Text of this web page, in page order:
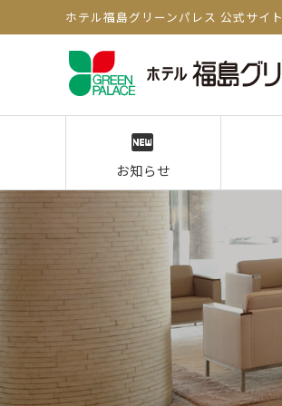
ホテル福島グリーンパレス 公式サイト
お知らせ